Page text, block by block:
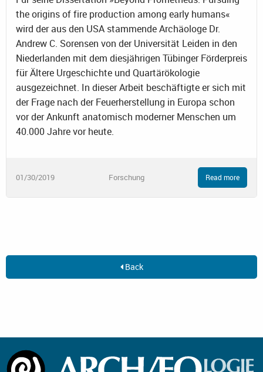
the origins of fire production among early humans«
wird der aus den USA stammende Archäologe Dr.
Andrew C. Sorensen von der Universität Leiden in den
Niederlanden mit dem diesjährigen Tübinger Förderpreis
für Ältere Urgeschichte und Quartärökologie
ausgezeichnet. In dieser Arbeit beschäftigte er sich mit
der Frage nach der Feuerherstellung in Europa schon
vor der Ankunft anatomisch moderner Menschen um
40.000 Jahre vor heute.
01/30/2019 Forschung Read more
Back